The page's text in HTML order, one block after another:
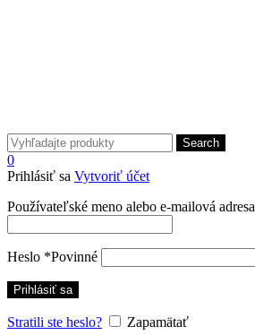
Search
0
Prihlásiť sa Vytvoriť účet
Používateľské meno alebo e-mailová adresa
Heslo *Povinné
Prihlásiť sa
Stratili ste heslo?
Zapamätať